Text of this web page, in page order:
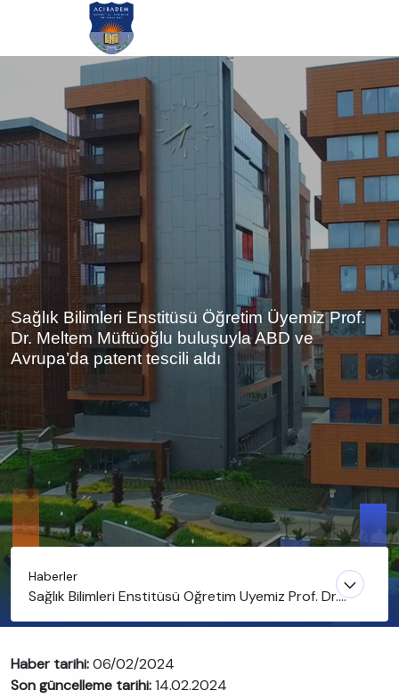
atla
Sağlık Bilimleri Enstitüsü Öğretim Üyemiz Prof.
Dr. Meltem Müftüoğlu buluşuyla ABD ve
Avrupa’da patent tescili aldı
Haberler
Sağlık Bilimleri Enstitüsü Öğretim Üyemiz Prof. Dr.
patent tescili aldı
Haber tarihi:06/02/2024
Son güncelleme tarihi:14.02.2024